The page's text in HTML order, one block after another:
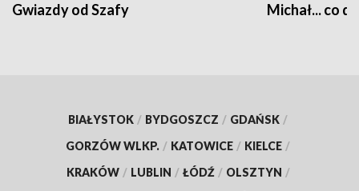
Gwiazdy od Szafy Michał... co
BIAŁYSTOK / BYDGOSZCZ / GDAŃSK /
GORZÓW WLKP. / KATOWICE / KIELCE /
KRAKÓW / LUBLIN / ŁÓDŹ / OLSZTYN /